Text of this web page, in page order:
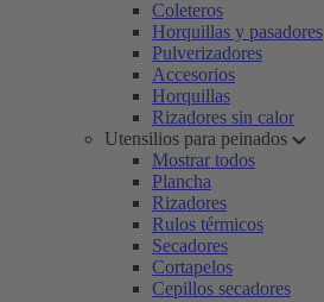
Coleteros
Horquillas y pasadores
Pulverizadores
Accesorios
Horquillas
Rizadores sin calor
Utensilios para peinados
Mostrar todos
Plancha
Rizadores
Rulos térmicos
Secadores
Cortapelos
Cepillos secadores